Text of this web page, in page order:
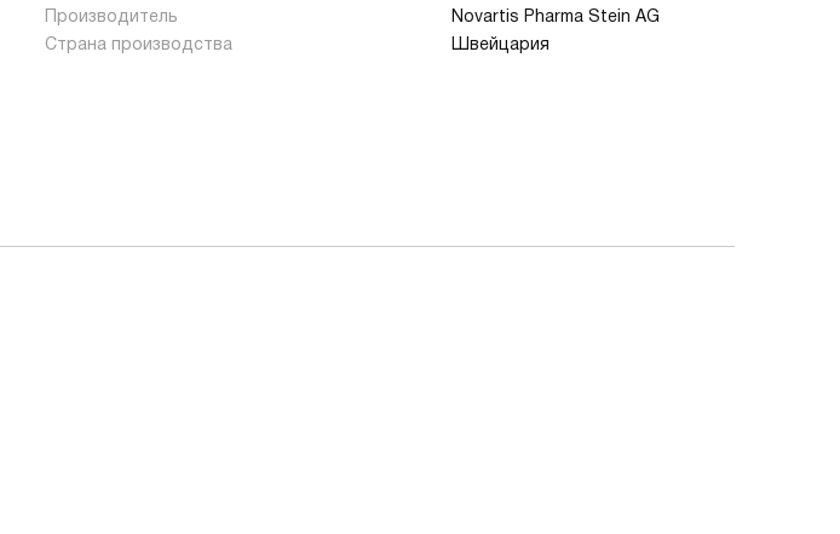
Производитель
Novartis Pharma Stein AG
Страна производства
Швейцария